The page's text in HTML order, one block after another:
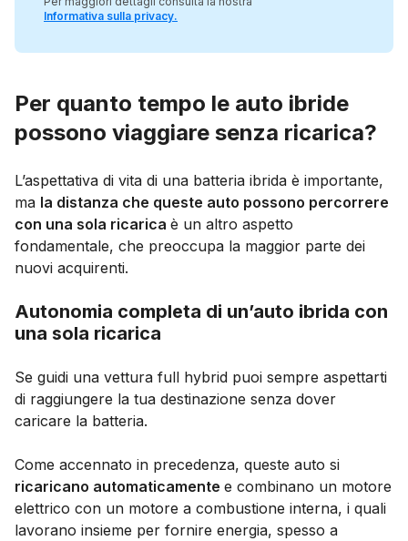
Informativa sulla privacy.
Per quanto tempo le auto ibride
possono viaggiare senza ricarica?
L’aspettativa di vita di una batteria ibrida è importante,
ma la distanza che queste auto possono percorrere
con una sola ricarica è un altro aspetto
fondamentale, che preoccupa la maggior parte dei
nuovi acquirenti.
Autonomia completa di un’auto ibrida con
una sola ricarica
Se guidi una vettura full hybrid puoi sempre aspettarti
di raggiungere la tua destinazione senza dover
caricare la batteria.
Come accennato in precedenza, queste auto si
ricaricano automaticamente e combinano un motore
elettrico con un motore a combustione interna, i quali
lavorano insieme per fornire energia, spesso a